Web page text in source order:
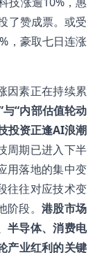
了赞成票。或受
，豪取七日连涨
因素正在持续累
“内部估值轮动
投资正逢AI浪潮
周期已进入下半
用落地的集中变
往往对应技术变
阶段。港股市场
半导体、消费电
产业红利的关键